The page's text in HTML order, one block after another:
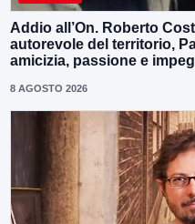
Addio all’On. Roberto
autorevole del territorio,
amicizia, passione e
8 AGOSTO 2026